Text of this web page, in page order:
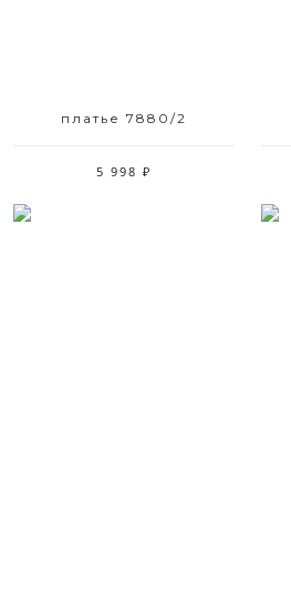
платье 7880/2
5 998 ₽